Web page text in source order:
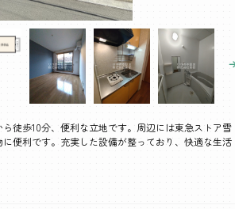
徒歩10分、便利な立地です。周辺には東急ストア雪
便利です。充実した設備が整っており、快適な生活